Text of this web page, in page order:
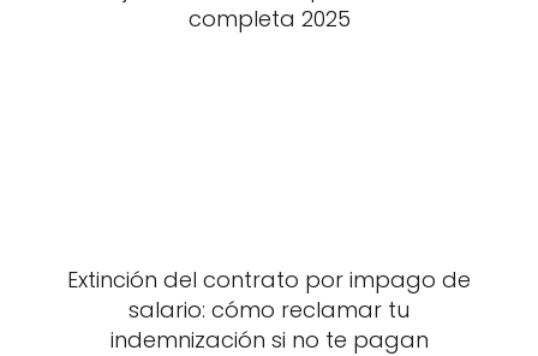
completa 2025
Extinción del contrato por impago de
salario: cómo reclamar tu
indemnización si no te pagan